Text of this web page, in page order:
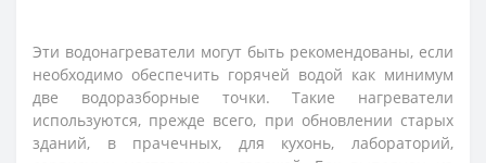
Эти водонагреватели могут быть рекомендованы, если
необходимо обеспечить горячей водой как минимум
две водоразборные точки. Такие нагреватели
используются, прежде всего, при обновлении старых
зданий, в прачечных, для кухонь, лабораторий,